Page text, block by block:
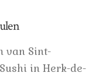
van Sint-
in Herk-de-